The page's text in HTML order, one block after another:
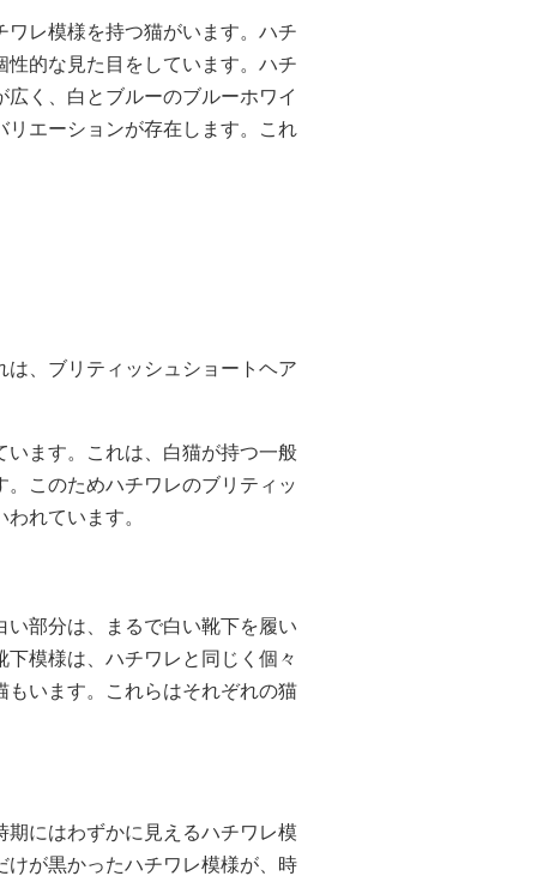
レ模様を持つ猫がいます。ハチ
的な見た目をしています。ハチ
く、白とブルーのブルーホワイ
エーションが存在します。これ
、ブリティッシュショートヘア
ます。これは、白猫が持つ一般
このためハチワレのブリティッ
れています。
部分は、まるで白い靴下を履い
模様は、ハチワレと同じく個々
います。これらはそれぞれの猫
にはわずかに見えるハチワレ模
が黒かったハチワレ模様が、時